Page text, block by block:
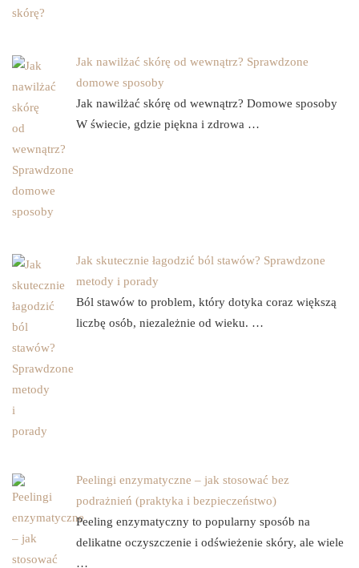
Jak nawilżać skórę od wewnątrz? Sprawdzone
domowe sposoby
Jak nawilżać skórę od wewnątrz? Domowe sposoby
W świecie, gdzie piękna i zdrowa …
Jak skutecznie łagodzić ból stawów? Sprawdzone
metody i porady
Ból stawów to problem, który dotyka coraz większą
liczbę osób, niezależnie od wieku. …
Peelingi enzymatyczne – jak stosować bez
podrażnień (praktyka i bezpieczeństwo)
Peeling enzymatyczny to popularny sposób na
delikatne oczyszczenie i odświeżenie skóry, ale wiele
…